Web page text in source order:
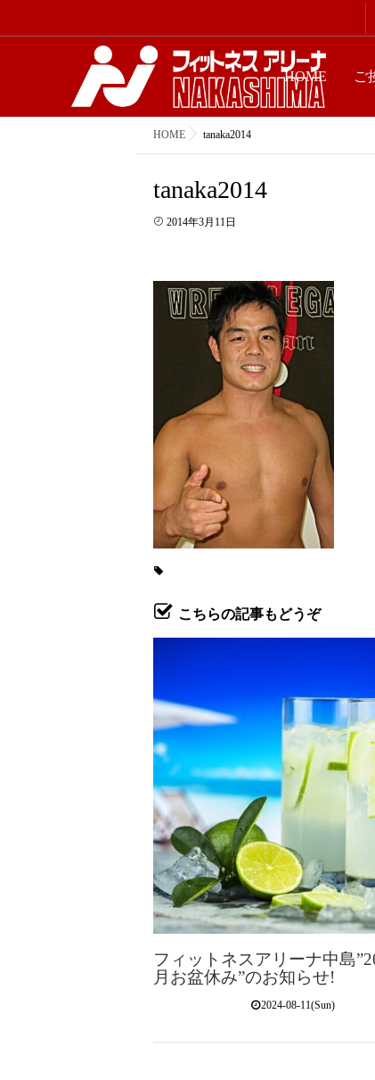
HOME ご
HOME tanaka2014
tanaka2014
2014年3月11日
こちらの記事もどうぞ
フィットネスアリーナ中島
月お盆休み”のお知らせ!
2024-08-11(Sun)